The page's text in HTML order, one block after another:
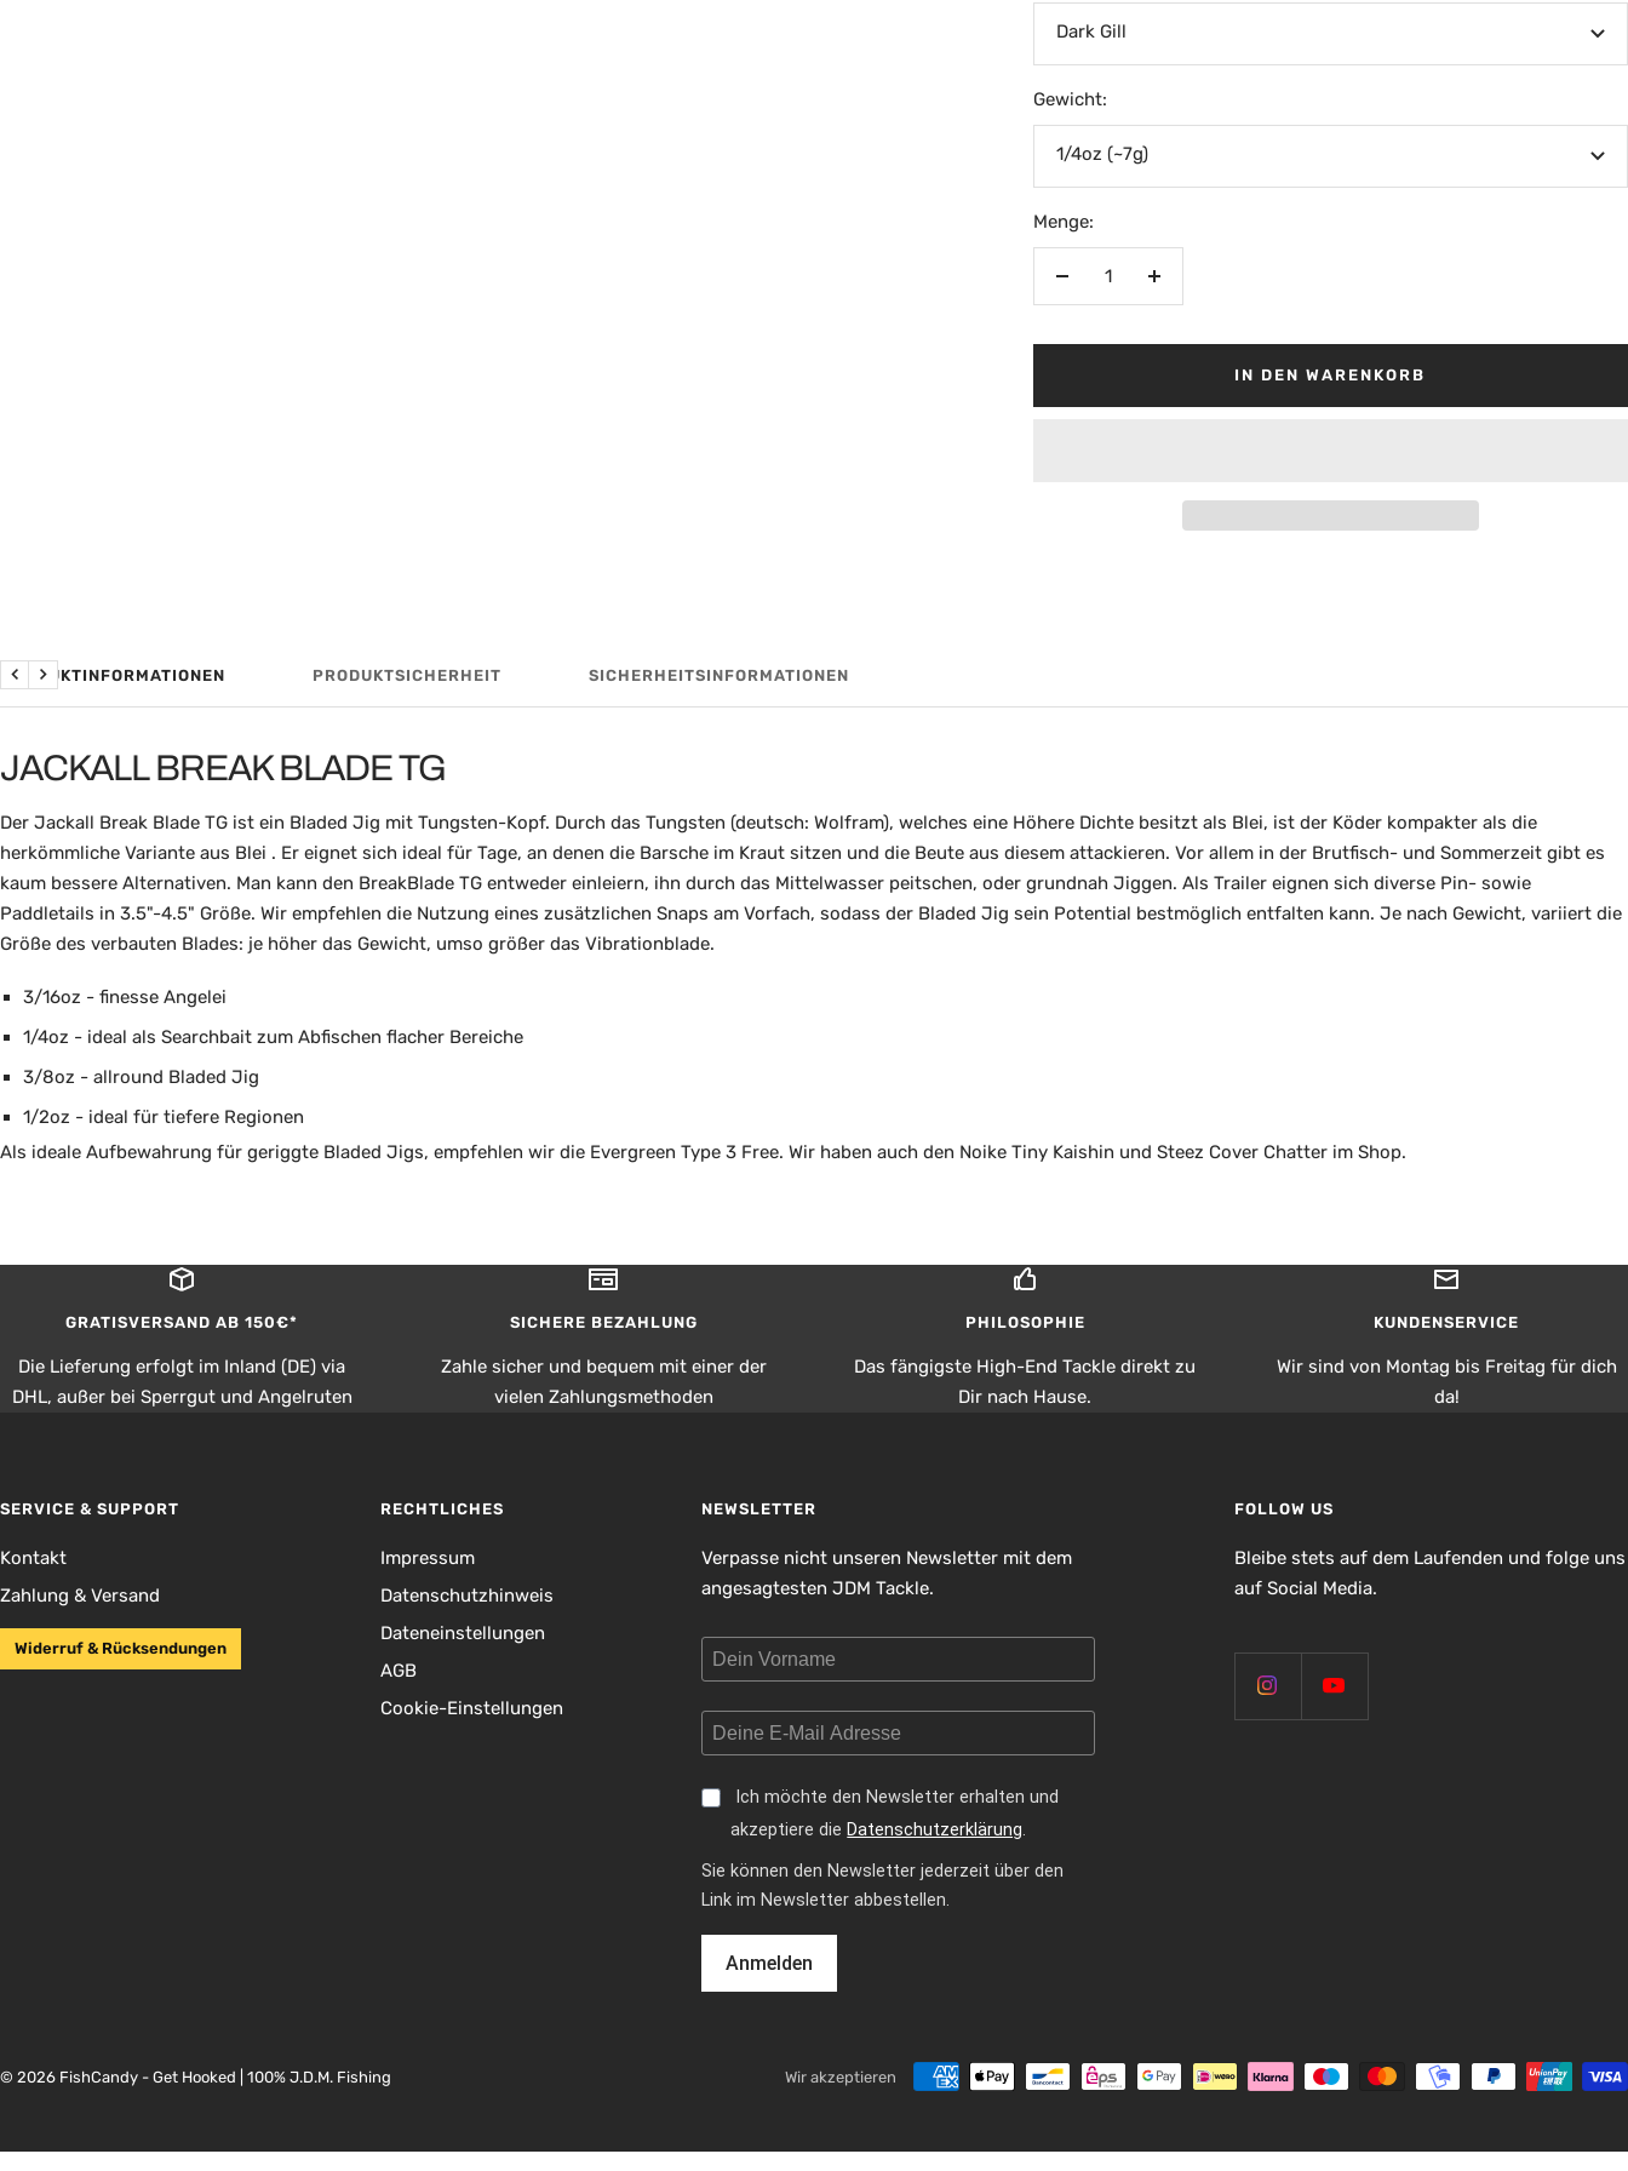
Dark Gill
Gewicht:
1/4oz (~7g)
Menge:
Menge
Menge
IN DEN WARENKORB
PRODUKTINFORMATIONEN PRODUKTSICHERHEIT SICHERHEITSINFORMATIONEN
Zurück
Weiter
JACKALL BREAK BLADE TG
Der Jackall Break Blade TG ist ein Bladed Jig mit Tungsten-Kopf. Durch das Tungsten (deutsch: Wolfram), welches eine Höhere Dichte besitzt als Blei, ist der Köder kompakter als die
herkömmliche Variante aus Blei . Er eignet sich ideal für Tage, an denen die Barsche im Kraut sitzen und die Beute aus diesem attackieren. Vor allem in der Brutfisch- und Sommerzeit gibt es
kaum bessere Alternativen. Man kann den BreakBlade TG entweder einleiern, ihn durch das Mittelwasser peitschen, oder grundnah Jiggen. Als Trailer eignen sich diverse Pin- sowie
Paddletails in 3.5"-4.5" Größe. Wir empfehlen die Nutzung eines zusätzlichen Snaps am Vorfach, sodass der Bladed Jig sein Potential bestmöglich entfalten kann. Je nach Gewicht, variiert die
Größe des verbauten Blades: je höher das Gewicht, umso größer das Vibrationblade.
3/16oz - finesse Angelei
1/4oz - ideal als Searchbait zum Abfischen flacher Bereiche
3/8oz - allround Bladed Jig
1/2oz - ideal für tiefere Regionen
Als ideale Aufbewahrung für geriggte Bladed Jigs, empfehlen wir die Evergreen Type 3 Free. Wir haben auch den Noike Tiny Kaishin und Steez Cover Chatter im Shop.
GRATISVERSAND AB 150€*
Die Lieferung erfolgt im Inland (DE) via
DHL, außer bei Sperrgut und Angelruten
SICHERE BEZAHLUNG
Zahle sicher und bequem mit einer der
vielen Zahlungsmethoden
PHILOSOPHIE
Das fängigste High-End Tackle direkt zu
Dir nach Hause.
KUNDENSERVICE
Wir sind von Montag bis Freitag für dich
da!
SERVICE & SUPPORT
Kontakt
Zahlung & Versand
Widerruf & Rücksendungen
RECHTLICHES
Impressum
Datenschutzhinweis
Dateneinstellungen
AGB
Cookie-Einstellungen
NEWSLETTER
Verpasse nicht unseren Newsletter mit dem
angesagtesten JDM Tackle.
Ich möchte den Newsletter erhalten und
akzeptiere die Datenschutzerklärung.
Sie können den Newsletter jederzeit über den
Link im Newsletter abbestellen.
Anmelden
FOLLOW US
Bleibe stets auf dem Laufenden und folge uns
auf Social Media.
© 2026 FishCandy - Get Hooked | 100% J.D.M. Fishing Wir akzeptieren